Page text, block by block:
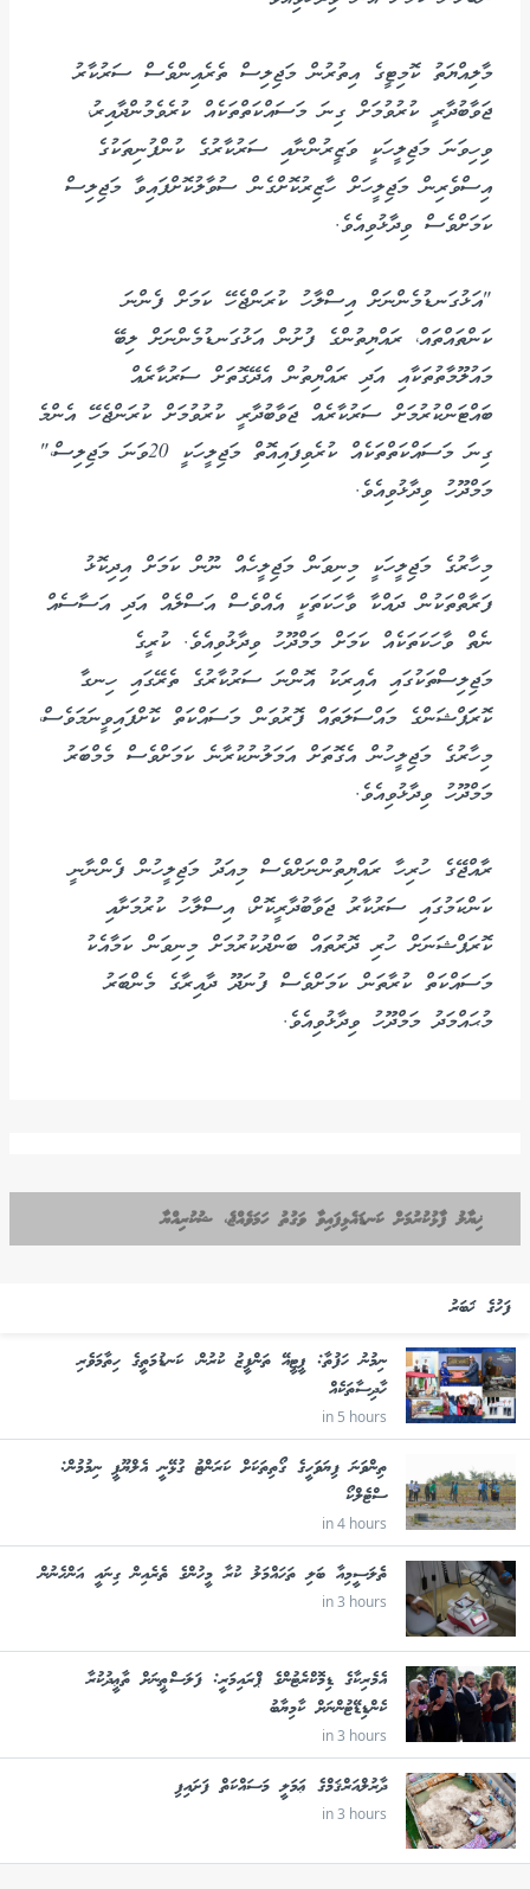
މާލިއްޔަތު ކޮމިޓީގެ އިތުރުން މަޖިލިސް ތެރެއިންވެސް ސަރުކާރު
ޖަވާބުދާރީ ކުރުވުމަށް ގިނަ މަސައްކަތްތަކެއް ކުރެވެމުންދާއިރު،
ވިހިވަނަ މަޖިލީހަކީ ވަޒީރުންނާއި ސަރުކާރުގެ ކުންފުނިތަކުގެ
އިސްވެރިން މަޖިލީހަށް ހާޒިރުކޮށްގެން ސުވާލުކޮށްފައިވާ މަޖިލިސް
ކަމަށްވެސް ވިދާޅުވިއެވެ.
"އަޅުގަނޑުމެންނަށް އިސްލާހު ކުރަންޖެހޭ ކަމަށް ފެންނަ
ކަންތައްތައް، ރައްޔިތުންގެ ފުށުން އަޅުގަނޑުމެންނަށް ލިބޭ
މައުލޫމާތުތަކާއި އަދި ރައްޔިތުން އެދޭގޮތަށް ސަރުކާރެއް
ބައްޓަންކުރުމަށް ސަރުކާރެއް ޖަވާބުދާރީ ކުރުވުމަށް ކުރަންޖެހޭ އެންމެ
ގިނަ މަސައްކަތްތަކެއް ކުރެވިފައިއޮތް މަޖިލީހަކީ 20ވަނަ މަޖިލިސް،"
މަމްދޫހު ވިދާޅުވިއެވެ.
މިހާރުގެ މަޖިލީހަކީ މިނިވަން މަޖިލީހެއް ނޫން ކަމަށް އިދިކޮޅު
ފަރާތްތަކުން ދައްކާ ވާހަކަތަކީ އެއްވެސް އަސްލެއް އަދި އަސާސެއް
ނެތް ވާހަކަތަކެއް ކަމަށް މަމްދޫހު ވިދާޅުވިއެވެ. ކުރީގެ
މަޖިލިސްތަކުގައި އެއިރަކު އޮންނަ ސަރުކާރުގެ ތެރޭގައި ހިނގާ
ކޮރަަޕްޝަންގެ މައްސަލަތައް ފޮރުވަން މަސައްކަތް ކޮށްފައިވީނަމަވެސް،
މިހާރުގެ މަޖިލީހުން އެގޮތަށް އަމަލުނުކުރާނެ ކަމަށްވެސް މެމްބަރު
މަމްދޫހު ވިދާޅުވިއެވެ.
ރާއްޖޭގެ ހުރިހާ ރައްޔިތުންނަށްވެސް މިއަދު މަޖިލީހުން ފެންނާނީ
ކަންކަމުގައި ސަރުކާރު ޖަވާބުދާރީކޮށް، އިސްލާހު ކުރުމަށާއި
ކޮރަޕްޝަނަށް ހުރި ދޮރުތައް ބަންދުކުރުމަށް މިނިވަން ކަމާއެކު
މަސައްކަތް ކުރާތަން ކަމަށްވެސް ފުނަދޫ ދާއިރާގެ މެންބަރު
މުޙައްމަދު މަމްދޫހު ވިދާޅުވިއެވެ.
ޚިޔާލު ފާޅުކުރުމަށް ކަނޑައެޅިފައިވާ ވަގުތު ހަމަވެއްޖެ، ޝުކުރިއްޔާ
ފަހުގެ ޚަބަރު
ނިމުނު ހަފުތާ: ޕީޓީއޭ ތަންފީޒު ކުރުން، ކަނޑުމަތީގެ ހިތާމަވެރި
ހާދިސާތަކެއް
in 5 hours
ތިންވަނަ ފިޔަވަހީގެ ގޯތިތަކަށް ކަރަންޓު ގުޅޭނީ އެލްޔޫޕީ ނިމުމުން:
ސްޓެލްކޯ
in 4 hours
ތެލަސީމިއާ ބަލި ތަހައްމަލު ކުރާ މީހުންގެ ތެރެއިން ގިނައީ އަންހެނުން
in 3 hours
އެމެރިކާގެ ޑިމޮކްރެޓުންގެ ޕްރައިމަރީ: ފަލަސްޠީނަށް ތާޢީދުކުރާ
ކެންޑިޑޭޓުންނަށް ކާމިޔާބު
in 3 hours
ދާރުލްއަރްޤަމްގެ ޢަމަލީ މަސައްކަތް ފަށައިފި
in 3 hours